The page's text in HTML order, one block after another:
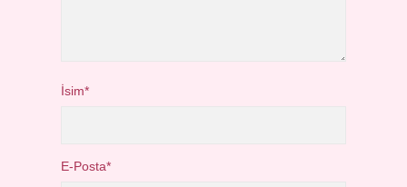
İsim*
E-Posta*